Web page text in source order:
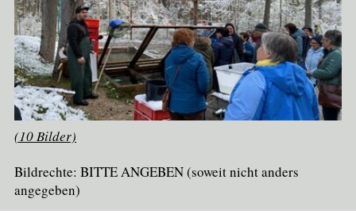
(10 Bilder)
Bildrechte: BITTE ANGEBEN (soweit nicht anders
angegeben)